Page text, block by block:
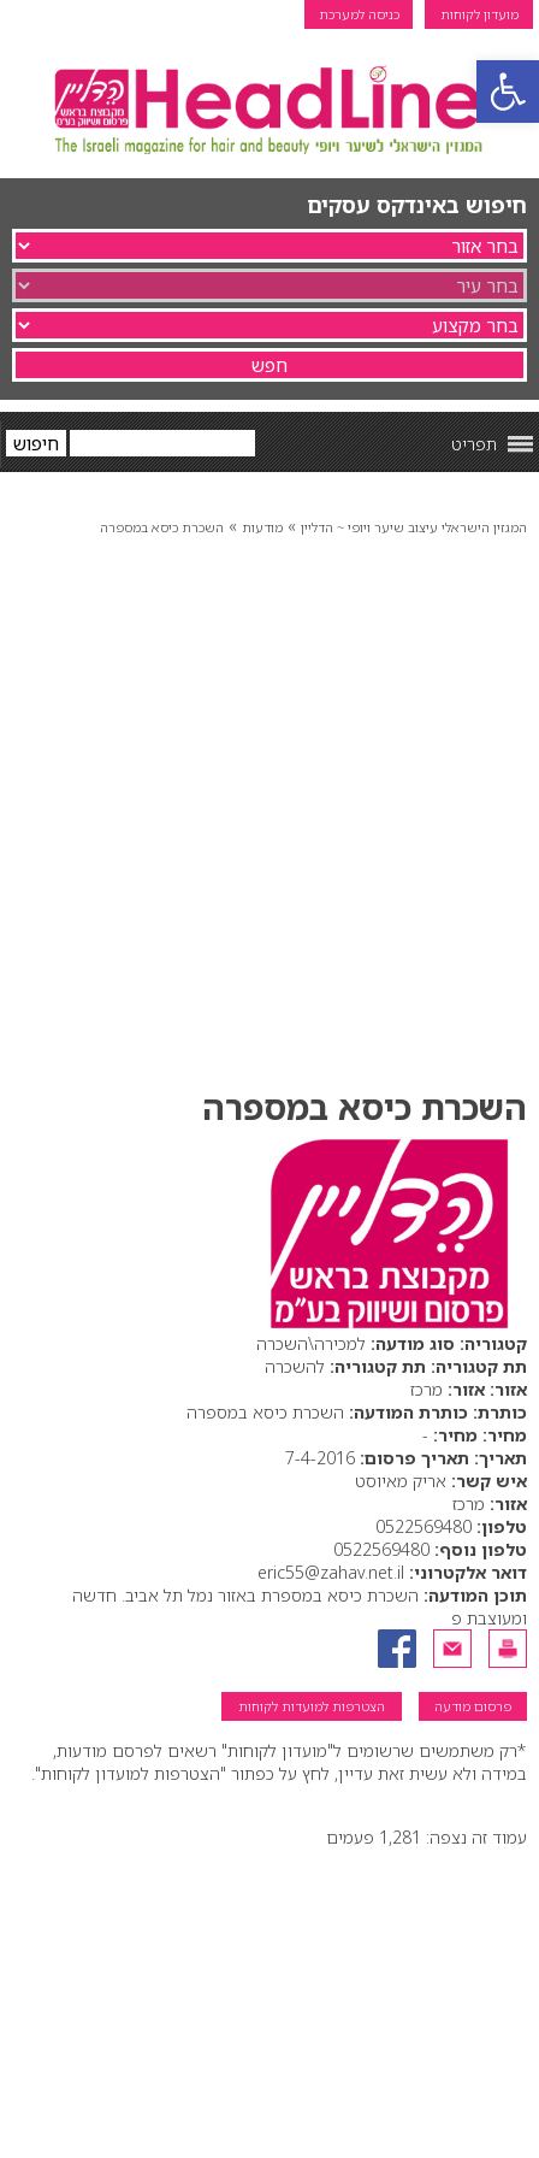
פתח סרגל נגישות
מועדון לקוחות כניסה למערכת
חיפוש באינדקס עסקים
תפריט
המגזין הישראלי עיצוב שיער ויופי ~ הדליין » מודעות » השכרת כיסא במספרה
השכרת כיסא במספרה
סוג מודעה: למכירה\השכרה
תת קטגוריה: להשכרה
אזור: מרכז
כותרת המודעה: השכרת כיסא במספרה
מחיר: -
תאריך פרסום:
איש קשר: אריק מאיוסט
אזור: מרכז
טלפון:
טלפון נוסף:
דואר אלקטרוני:
תוכן המודעה: השכרת כיסא במספרת באזור נמל תל אביב. חדשה
ומעוצבת פ
פרסום מודעה הצטרפות למועדות לקוחות
*רק משתמשים שרשומים ל"מועדון לקוחות" רשאים לפרסם מודעות,
במידה ולא עשית זאת עדיין, לחץ על כפתור "הצטרפות למועדון לקוחות".
עמוד זה נצפה: 1,281 פעמים